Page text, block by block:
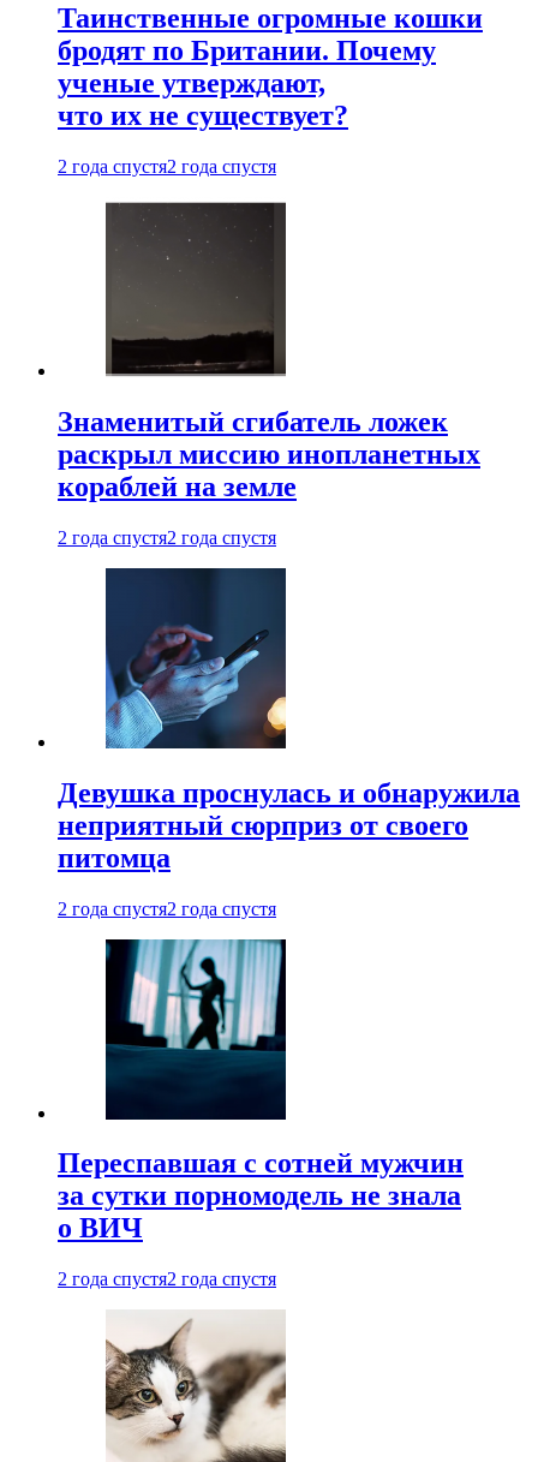
Таинственные огромные кошки
бродят по Британии. Почему
ученые утверждают,
что их не существует?
2 года спустя2 года спустя
Знаменитый сгибатель ложек
раскрыл миссию инопланетных
кораблей на земле
2 года спустя2 года спустя
Девушка проснулась и обнаружила
неприятный сюрприз от своего
питомца
2 года спустя2 года спустя
Переспавшая с сотней мужчин
за сутки порномодель не знала
о ВИЧ
2 года спустя2 года спустя